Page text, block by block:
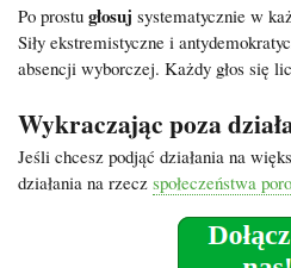
Po prostu głosuj systematycznie w
Siły ekstremistyczne i
absencji wyborczej. Każdy głos się
Wykraczającpoza
Jeśli chcesz podjąć działania na
działania na rzecz społeczeństwa